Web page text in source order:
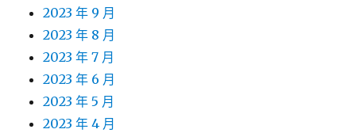
2023 年 9 月
2023 年 8 月
2023 年 7 月
2023 年 6 月
2023 年 5 月
2023 年 4 月